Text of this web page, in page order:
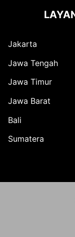
Jakarta
Jawa Tengah
Jawa Timur
Jawa Barat
Bali
Sumatera